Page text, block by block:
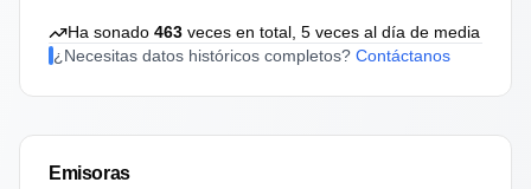
Ha sonado 463 veces en total, 5 veces al día de media
¿Necesitas datos históricos completos? Contáctanos
Emisoras